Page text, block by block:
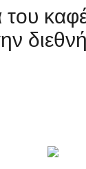
του